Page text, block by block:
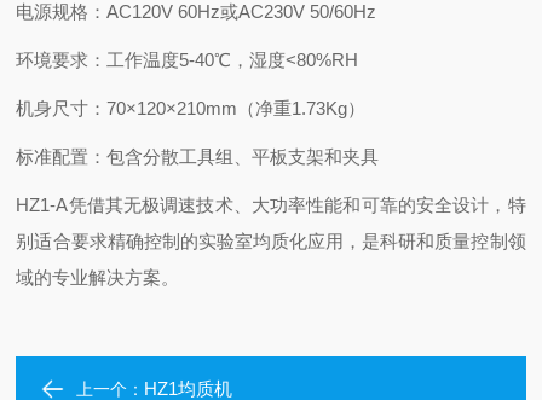
电源规格：AC120V 60Hz或AC230V 50/60Hz
环境要求：工作温度5-40℃，湿度<80%RH
机身尺寸：70×120×210mm（净重1.73Kg）
标准配置：包含分散工具组、平板支架和夹具
HZ1-A凭借其无极调速技术、大功率性能和可靠的安全设计，特
别适合要求精确控制的实验室均质化应用，是科研和质量控制领
域的专业解决方案。
上一个： HZ1均质机